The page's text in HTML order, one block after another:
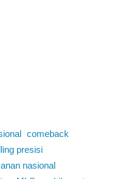
comeback
presisi
nasional